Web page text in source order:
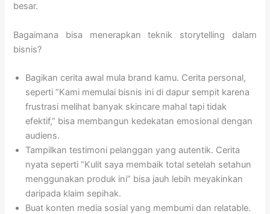
besar.
Bagaimana bisa menerapkan teknik storytelling dalam
bisnis?
Bagikan cerita awal mula brand kamu. Cerita personal,
seperti “Kami memulai bisnis ini di dapur sempit karena
frustrasi melihat banyak skincare mahal tapi tidak
efektif,” bisa membangun kedekatan emosional dengan
audiens.
Tampilkan testimoni pelanggan yang autentik. Cerita
nyata seperti “Kulit saya membaik total setelah setahun
menggunakan produk ini” bisa jauh lebih meyakinkan
daripada klaim sepihak.
Buat konten media sosial yang membumi dan relatable.